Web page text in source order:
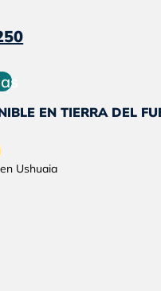
El
es:
EN TIERRA DEL